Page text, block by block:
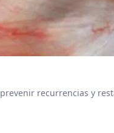
recurrencias y